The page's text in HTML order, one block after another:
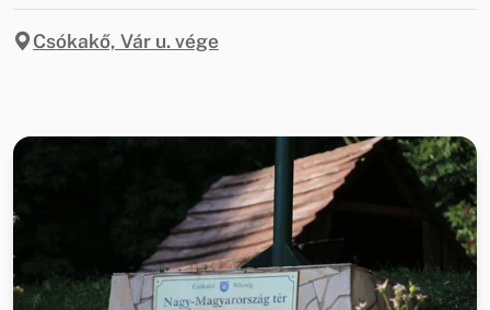
Csókakő, Vár u. vége